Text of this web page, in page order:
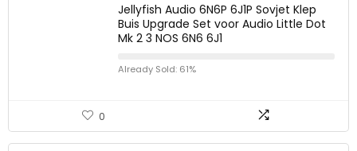
Jellyfish Audio 6N6P 6J1P Sovjet Klep
Buis Upgrade Set voor Audio Little Dot
Mk 2 3 NOS 6N6 6J1
Already Sold: 61%
0